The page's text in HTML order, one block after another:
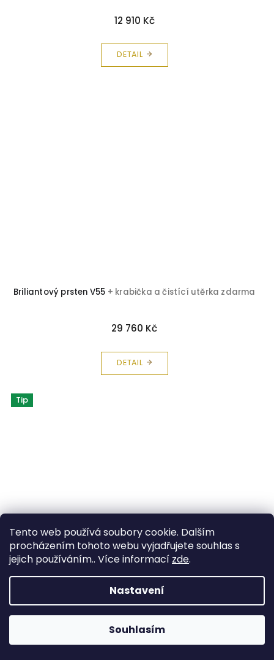
Tento web používá soubory cookie. Dalším
procházením tohoto webu vyjadřujete souhlas s
jejich používáním.. Více informací zde.
Nastavení
Souhlasím
12 910 Kč
DETAIL
Briliantový prsten V55 + krabička a čistící utěrka zdarma
29 760 Kč
DETAIL
Tip
10 880 Kč